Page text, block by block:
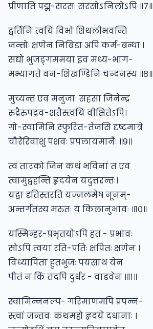
प्रीणाति पद्म-सरसः सरसोऽनिलोऽपि ॥७॥
द्वर्तिनि त्वयि विभो शिथलीभवन्ति
जन्तोः क्षणेन निबिडा अपि कर्म-बन्धाः।
सद्यो भुजङ्गममया इव मध्य-भाग-
मभ्यागते वन-शिखण्डिनि चन्दनस्य ॥८॥
मुच्यन्त एव मनुजाः सहसा जिनेन्द्र
रुद्रैरुपद्रव-शतैस्त्वयि वीक्षितेऽपि।
गो-स्वामिनि स्फुरित-तेजसि दृष्टमात्रे
चौरैरिवाशु पशवः प्रपलायमानैः ॥९॥
त्वं तारको जिन कथं भविनां त एव
त्वामुद्वहन्ति हृदयेन यदुत्तरन्तः।
यद्वा दृतिस्तरति यज्जलमेष नूनम्-
अन्तर्गतस्य मरुतः य किलानुभावः ॥१०॥
यस्मिन्हर-प्रभृतयोऽपि हत - प्रभावः
सोऽपि त्वया रति-पतिः क्षपितः क्षणेन ।
विध्यापिता हुतभुजः पयसाथ येन
पीतं न किं तदपि दुर्धर - वाडवेन ॥११॥
स्वामिन्ननल्प- गरिमाणमपि प्रपन्न-
स्त्वां जन्तवः कथमहो हृदये दधानाः ।